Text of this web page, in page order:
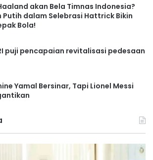
akan Bela Timnas Indonesia?
Putih dalam Selebrasi Hattrick Bikin
Bola!
puji pencapaian revitalisasi pedesaan
Yamal Bersinar, Tapi Lionel Messi